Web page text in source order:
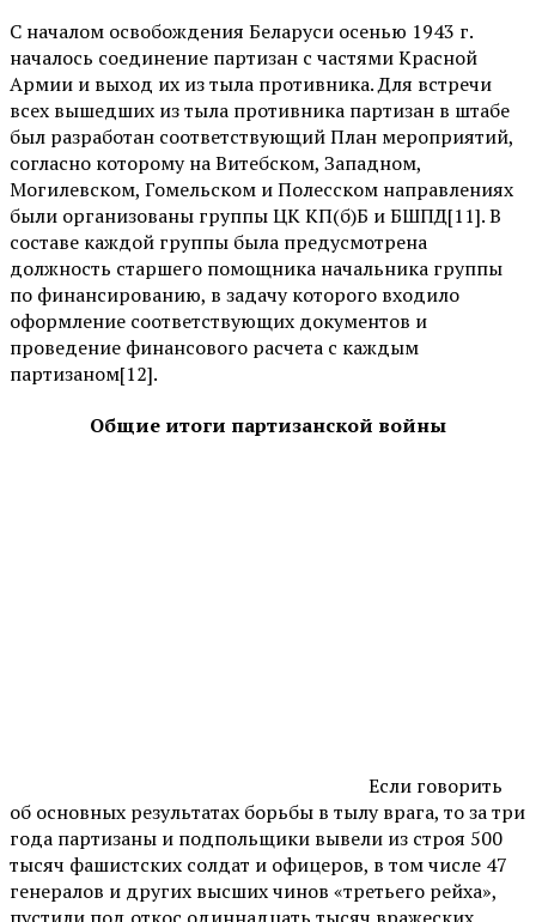
С началом освобождения Беларуси осенью 1943 г.
началось соединение партизан с частями Красной
Армии и выход их из тыла противника. Для встречи
всех вышедших из тыла противника партизан в штабе
был разработан соответствующий План мероприятий,
согласно которому на Витебском, Западном,
Могилевском, Гомельском и Полесском направлениях
были организованы группы ЦК КП(б)Б и БШПД[11]. В
составе каждой группы была предусмотрена
должность старшего помощника начальника группы
по финансированию, в задачу которого входило
оформление соответствующих документов и
проведение финансового расчета с каждым
партизаном[12].
Общие итоги партизанской войны
Если говорить
об основных результатах борьбы в тылу врага, то за три
года партизаны и подпольщики вывели из строя 500
тысяч фашистских солдат и офицеров, в том числе 47
генералов и других высших чинов «третьего рейха»,